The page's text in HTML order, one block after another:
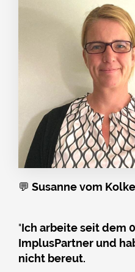
💬 Susanne vom
"Ich arbeite seit dem
ImplusPartner und
nicht bereut.